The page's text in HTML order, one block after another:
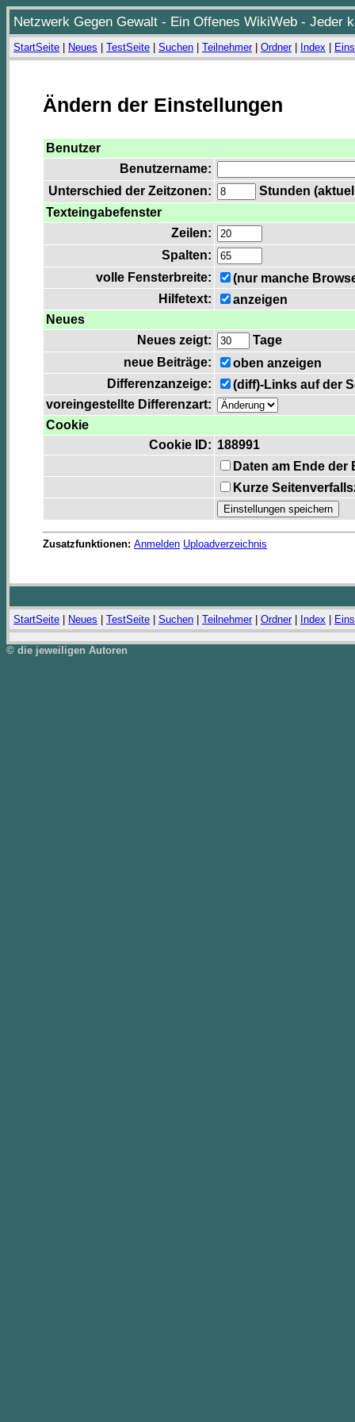
Netzwerk Gegen Gewalt - Ein Offenes WikiWeb - Jeder
StartSeite Neues TestSeite Suchen Teilnehmer| Ordner| Index
Ändern der Einstellungen
Benutzer
Benutzername:
Unterschied der Zeitzonen:
Stunden
Texteingabefenster
Zeilen:
Spalten:
volle Fensterbreite:
(nur manche
Hilfetext:
anzeigen
Neues
Neues zeigt:
Tage
neue Beiträge:
oben anzeigen
Differenzanzeige:
(diff)-Links auf der
voreingestellte Differenzart:
Cookie
Cookie ID: 188991
Daten am Ende
Kurze
Zusatzfunktionen: Anmelden Uploadverzeichnis
StartSeite Neues TestSeite Suchen Teilnehmer| Ordner| Index
© die jeweiligen Autoren